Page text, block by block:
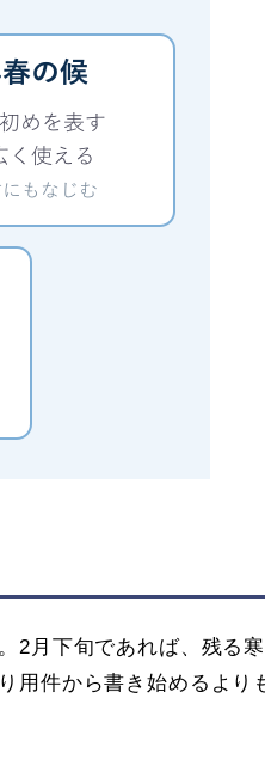
2月下旬であれば、残る
用件から書き始めるより